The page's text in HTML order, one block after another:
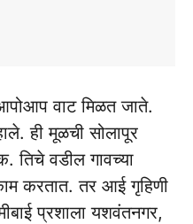
वाट मिळत जाते.
ही मूळची सोलापूर
तिचे वडील गावच्या
करतात. तर आई गृहिणी
प्रशाला यशवंतनगर,